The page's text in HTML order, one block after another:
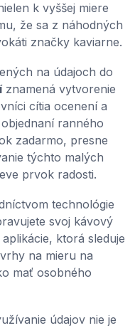
k vyššej miere
že sa z náhodných
značky kaviarne.
na údajoch do
znamená vytvorenie
cítia ocenení a
ranného
zadarmo, presne
týchto malých
prvok radosti.
technológie
svoj kávový
ktorá sleduje
na mieru na
mať osobného
údajov nie je